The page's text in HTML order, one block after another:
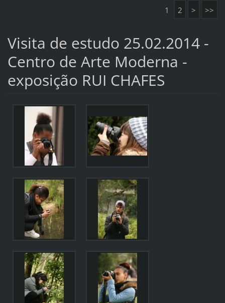
1 2 > >>
Visita de estudo 25.02.2014 -
Centro de Arte Moderna -
exposição RUI CHAFES